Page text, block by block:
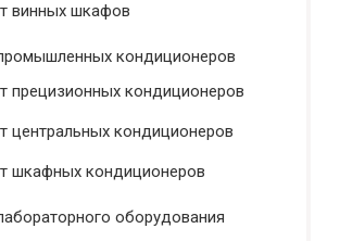
винных шкафов
кондиционеров
прецизионных кондиционеров
центральных кондиционеров
шкафных кондиционеров
оборудования